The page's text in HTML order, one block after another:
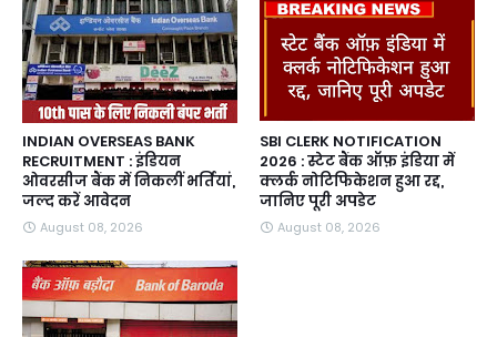
INDIAN OVERSEAS BANK
RECRUITMENT : इंडियन
ओवरसीज बैंक में निकलीं भर्तियां,
जल्द करें आवेदन
August 08, 2026
SBI CLERK NOTIFICATION
2026 : स्टेट बैंक ऑफ़ इंडिया में
क्लर्क नोटिफिकेशन हुआ रद्द,
जानिए पूरी अपडेट
August 08, 2026